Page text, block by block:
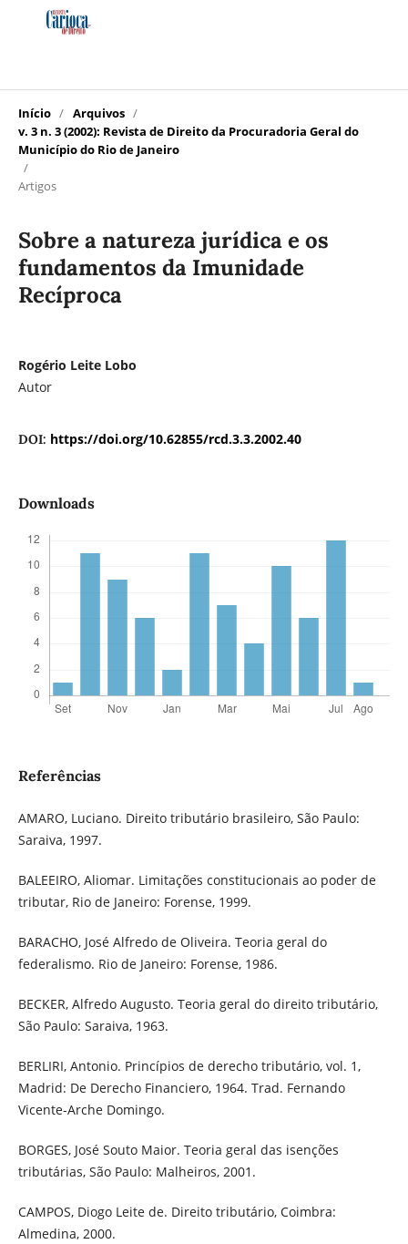
Início / Arquivos /
v. 3 n. 3 (2002): Revista de Direito da Procuradoria Geral do
Município do Rio de Janeiro
/
Artigos
Sobre a natureza jurídica e os
fundamentos da Imunidade
Recíproca
Rogério Leite Lobo
Autor
DOI: https://doi.org/10.62855/rcd.3.3.2002.40
Downloads
Referências
AMARO, Luciano. Direito tributário brasileiro, São Paulo:
Saraiva, 1997.
BALEEIRO, Aliomar. Limitações constitucionais ao poder de
tributar, Rio de Janeiro: Forense, 1999.
BARACHO, José Alfredo de Oliveira. Teoria geral do
federalismo. Rio de Janeiro: Forense, 1986.
BECKER, Alfredo Augusto. Teoria geral do direito tributário,
São Paulo: Saraiva, 1963.
BERLIRI, Antonio. Princípios de derecho tributário, vol. 1,
Madrid: De Derecho Financiero, 1964. Trad. Fernando
Vicente-Arche Domingo.
BORGES, José Souto Maior. Teoria geral das isenções
tributárias, São Paulo: Malheiros, 2001.
CAMPOS, Diogo Leite de. Direito tributário, Coimbra:
Almedina, 2000.